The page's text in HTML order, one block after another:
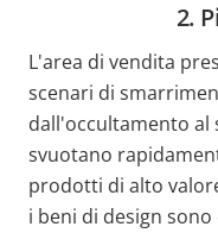
2.
L'area di vendita
scenari di
dall'occultamento al
svuotano
prodotti di alto
i beni di design